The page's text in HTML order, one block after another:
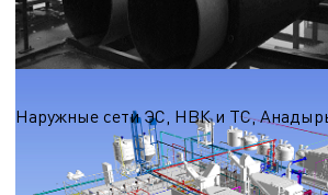
Общая площадь сетей - 37198 м.
Наружные сети ЭС, НВК и ТС,
Сети теплоснабжения - 2250 м.Сети